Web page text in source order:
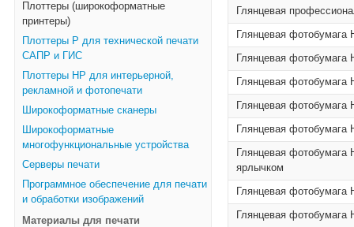
Плоттеры (широкоформатные
принтеры)
Плоттеры Р для технической печати
САПР и ГИС
Плоттеры НР для интерьерной,
рекламной и фотопечати
Широкоформатные сканеры
Широкоформатные
многофункциональные устройства
Серверы печати
Программное обеспечение для печати
и обработки изображений
Материалы для печати
Глянцевая
Глянцевая
Глянцевая
Глянцевая
Глянцевая
Глянцевая
Глянцевая
ярлычком
Глянцевая
Глянцевая